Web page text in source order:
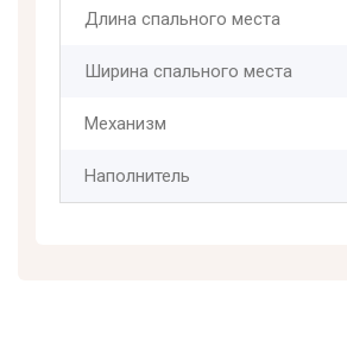
Длина спального места
Ширина спального места
Механизм
Наполнитель